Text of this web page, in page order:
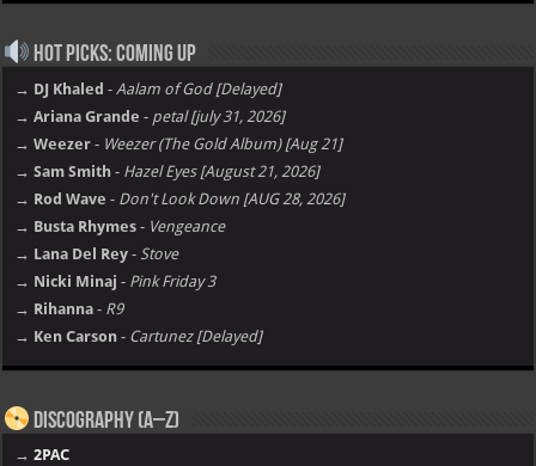
Hot Picks: Coming Up
→ DJ Khaled -Aalam of God [Delayed]
→ Ariana Grande - petal [july 31, 2026]
→ Weezer - Weezer (The Gold Album) [Aug 21]
→ Sam Smith - Hazel Eyes [August 21, 2026]
→ Rod Wave - Don't Look Down [AUG 28, 2026]
→ Busta Rhymes - Vengeance
→ Lana Del Rey - Stove
→ Nicki Minaj - Pink Friday 3
→ Rihanna - R9
→ Ken Carson - Cartunez [Delayed]
Discography (A–Z)
→2PAC